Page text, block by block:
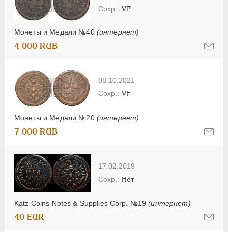
Монеты и Медали №40 (интернет)
VF
4 000 RUB
08.10.2021
Монеты и Медали №20 (интернет)
VF
7 000 RUB
17.02.2019
Katz Coins Notes & Supplies Corp. №19(интернет)
Нет
40 EUR